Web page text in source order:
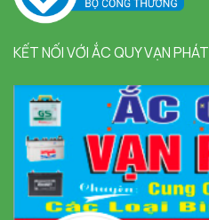
KẾT NỐI VỚI ẮC QUY VẠN PHÁT